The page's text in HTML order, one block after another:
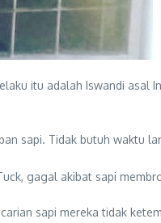
itu adalah Iswandi asal
sapi. Tidak butuh waktu
gagal akibat sapi
sapi mereka tidak